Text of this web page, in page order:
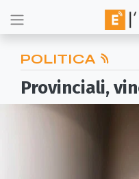
POLITICA
Provinciali,